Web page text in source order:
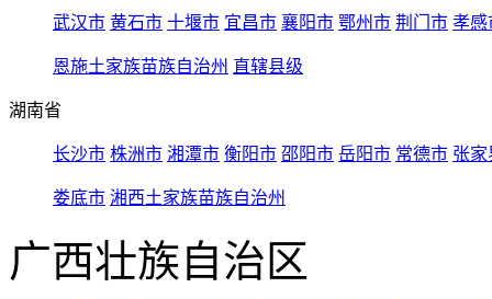
武汉市 黄石市 十堰市 宜昌市 襄阳市 鄂州市 荆门市 孝感
恩施土家族苗族自治州 直辖县级
湖南省
长沙市 株洲市 湘潭市 衡阳市 邵阳市 岳阳市 常德市 张家
娄底市 湘西土家族苗族自治州
广西壮族自治区